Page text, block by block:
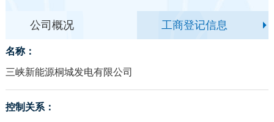
公司概况 工商登记信息
名称：
三峡新能源桐城发电有限公司
控制关系：